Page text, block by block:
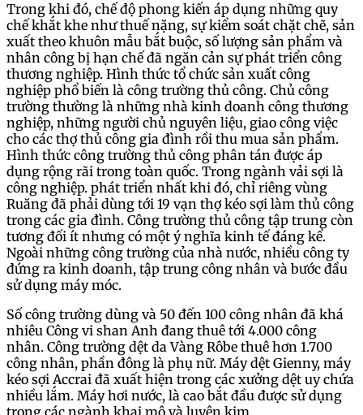
Trong khi đó, chế độ phong kiến áp dụng những quy
chế khắt khe như thuế nặng, sự kiểm soát chặt chẽ, sản
xuất theo khuôn mẫu bắt buộc, số lượng sản phẩm và
nhân công bị hạn chế đã ngăn cản sự phát triển công
thương nghiệp. Hình thức tổ chức sản xuất công
nghiệp phổ biến là công trường thủ công. Chủ công
trường thường là những nhà kinh doanh công thương
nghiệp, những người chủ nguyên liệu, giao công việc
cho các thợ thủ công gia đình rồi thu mua sản phẩm.
Hình thức công trường thủ công phân tán được áp
dụng rộng rãi trong toàn quốc. Trong ngành vải sợi là
công nghiệp. phát triển nhất khi đó, chỉ riêng vùng
Ruăng đã phải dùng tới 19 vạn thợ kéo sợi làm thủ công
trong các gia đình. Công trường thủ công tập trung còn
tương đối ít nhưng có một ý nghĩa kinh tế đáng kể.
Ngoài những công trường của nhà nước, nhiều công ty
đứng ra kinh doanh, tập trung công nhân và bước đầu
sử dụng máy móc.
Số công trường dùng và 50 đến 100 công nhân đã khá
nhiêu Công vi shan Anh đang thuê tới 4.000 công
nhân. Công trường dệt da Vàng Rôbe thuê hơn 1.700
công nhân, phần đông là phụ nữ. Máy dệt Gienny, máy
kéo sợi Accrai đã xuất hiện trong các xưởng dệt uy chứa
nhiều lắm. Máy hơi nước, là cao bắt đầu được sử dụng